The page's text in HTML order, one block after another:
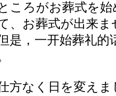
ころがお葬式を始
、お葬式が出来ま
是，一开始葬礼的
方なく日を変えま